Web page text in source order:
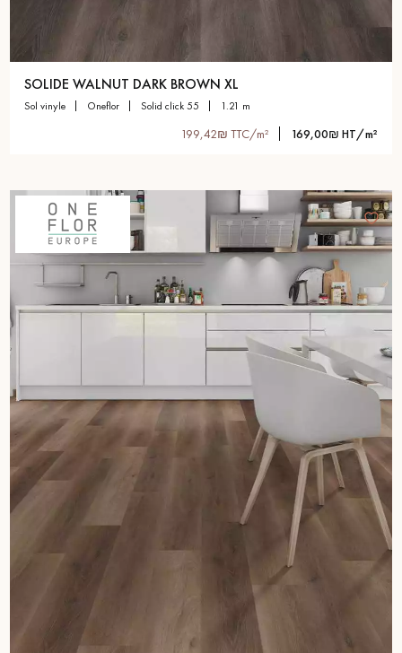
SOLIDE WALNUT DARK BROWN XL
sol vinyle oneflor solid click 55 1.21 m
199,42₪ TTC/m² 169,00₪ HT/m²